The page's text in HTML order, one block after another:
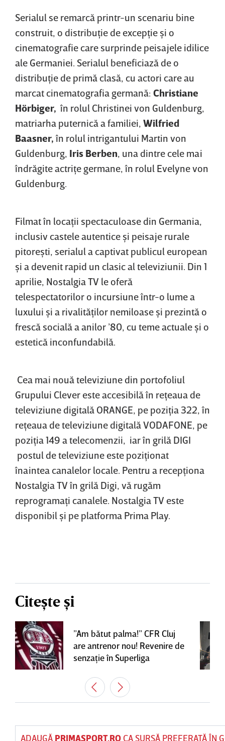
Serialul se remarcă printr-un scenariu bine
construit, o distribuţie de excepţie şi o
cinematografie care surprinde peisajele idilice
ale Germaniei. Serialul beneficiază de o
distribuţie de primă clasă, cu actori care au
marcat cinematografia germană: Christiane
Hörbiger, în rolul Christinei von Guldenburg,
matriarha puternică a familiei, Wilfried
Baasner,în rolul intrigantului Martin von
Guldenburg, Iris Berben, una dintre cele mai
îndrăgite actriţe germane, în rolul Evelyne von
Guldenburg.
Filmat în locaţii spectaculoase din Germania,
inclusiv castele autentice şi peisaje rurale
pitoreşti, serialul a captivat publicul european
şi a devenit rapid un clasic al televiziunii. Din 1
aprilie, Nostalgia TV le oferă
telespectatorilor o incursiune într-o lume a
luxului şi a rivalităţilor nemiloase şi prezintă o
frescă socială a anilor ’80, cu teme actuale şi o
estetică inconfundabilă.
Cea mai nouă televiziune din portofoliul
Grupului Clever este accesibilă în reţeaua de
televiziune digitală ORANGE, pe poziţia 322, în
reţeaua de televiziune digitală VODAFONE, pe
poziţia 149 a telecomenzii, iar în grilă DIGI
postul de televiziune este poziţionat
înaintea canalelor locale. Pentru a recepţiona
Nostalgia TV în grilă Digi, vă rugăm
reprogramaţi canalele. Nostalgia TV este
disponibil şi pe platforma Prima Play.
Citește și
”Am bătut palma!” CFR Cluj
are antrenor nou! Revenire de
senzaţie în Superliga
ADAUGĂ PRIMASPORT.ROCA SURSĂ PREFERATĂ ÎN